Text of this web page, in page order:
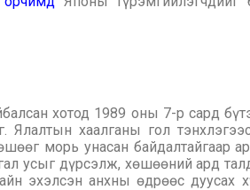
хотод 1989 оны 7-р сард
Ялалтын хаалганы гол
морь унасан байдалтайгаар
усыг дүрсэлж, хөшөөний ард
эхэлсэн анхны өдрөөс дуусах